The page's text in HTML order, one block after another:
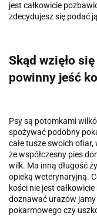
jest całkowicie
zdecydujesz się podać
Skąd wzięło
powinny jeść
Psy są potomkami
spożywać podobny
całe tusze swoich
że współczesny pies
wilk. Ma inną długość
opieką weterynaryjną.
kości nie jest
doznawać urazów
pokarmowego czy